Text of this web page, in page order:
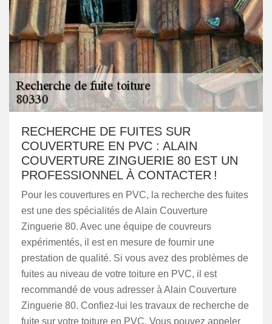
RECHERCHE DE FUITES SUR
COUVERTURE EN PVC : ALAIN
COUVERTURE ZINGUERIE 80 EST UN
PROFESSIONNEL À CONTACTER !
Pour les couvertures en PVC, la recherche des fuites
est une des spécialités de Alain Couverture
Zinguerie 80. Avec une équipe de couvreurs
expérimentés, il est en mesure de fournir une
prestation de qualité. Si vous avez des problèmes de
fuites au niveau de votre toiture en PVC, il est
recommandé de vous adresser à Alain Couverture
Zinguerie 80. Confiez-lui les travaux de recherche de
fuite sur votre toiture en PVC. Vous pouvez appeler